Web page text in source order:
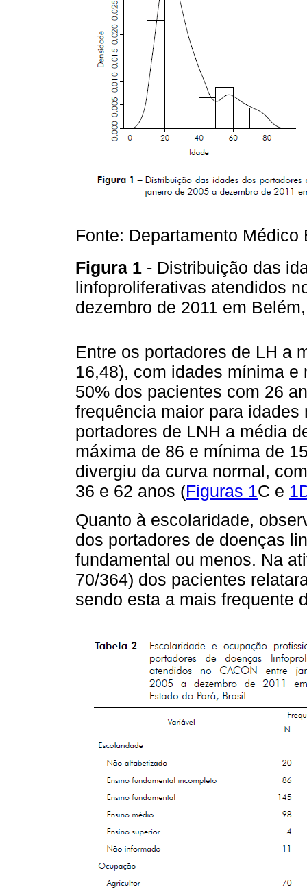
Fonte: Departamento
Figura 1 - Distribuição das
linfoproliferativas atendidos
dezembro de 2011 em
Entre os portadores de LH a
16,48), com idades mínima
50% dos pacientes com 26
frequência maior para
portadores de LNH a média
máxima de 86 e mínima de
divergiu da curva normal,
36 e 62 anos (Figuras 1C e
Quanto à escolaridade,
dos portadores de doenças
fundamental ou menos. Na
70/364) dos pacientes
sendo esta a mais frequente